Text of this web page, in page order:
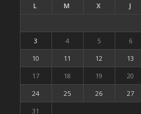
L M X J
3
4 5 6
10
11 12 13
17
18 19 20
24
25 26 27
31